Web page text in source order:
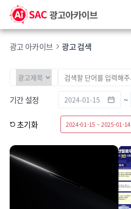
광고 아카이브 광고 검색
기간 설정 ~
초기화 2024-01-15 ~ 2025-01-14